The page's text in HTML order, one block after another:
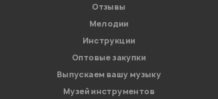
на обработку персональных данных в
Политикой в отношении обработки
персональных данных.
Введите проверочное число:
Отзывы
Мелодии
Инструкции
Оптовые закупки
Выпускаем вашу музыку
Музей инструментов